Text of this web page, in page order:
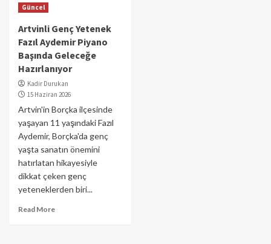
Güncel
Artvinli Genç Yetenek
Fazıl Aydemir Piyano
Başında Geleceğe
Hazırlanıyor
Kadir Durukan
15 Haziran 2026
Artvin'in Borçka ilçesinde
yaşayan 11 yaşındaki Fazıl
Aydemir, Borçka'da genç
yaşta sanatın önemini
hatırlatan hikayesiyle
dikkat çeken genç
yeteneklerden biri...
Read More